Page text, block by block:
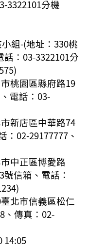
3322101分機
組-(地址：330桃
：03-3322101分
)
桃園區縣府路19
電話：03-
新店區中華路74
：02-29177777、
中正區博愛路
信箱、電話：
)
北市信義區松仁
、傳真：02-
14:05